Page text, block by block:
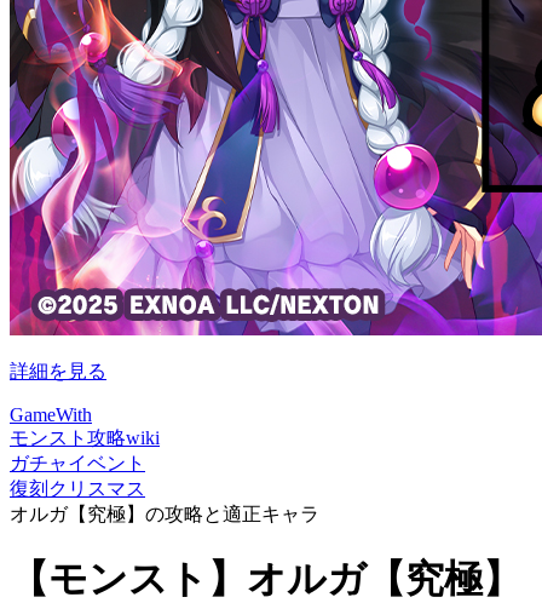
詳細を見る
GameWith
モンスト攻略wiki
ガチャイベント
復刻クリスマス
オルガ【究極】の攻略と適正キャラ
【モンスト】オルガ【究極】